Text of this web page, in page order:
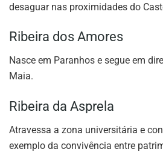
desaguar nas proximidades do
Ribeira dos Amores
Nasce em Paranhos e segue em
Maia.
Ribeira da Asprela
Atravessa a zona universitária e
exemplo da convivência entre